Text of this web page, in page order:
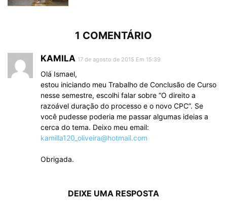
1 COMENTÁRIO
KAMILA 17 de agosto de 2015 Em 15:39
Olá Ismael,
estou iniciando meu Trabalho de Conclusão de Curso
nesse semestre, escolhi falar sobre “O direito a
razoável duração do processo e o novo CPC”. Se
você pudesse poderia me passar algumas ideias a
cerca do tema. Deixo meu email:
kamilla120_oliveira@hotmail.com
Obrigada.
DEIXE UMA RESPOSTA